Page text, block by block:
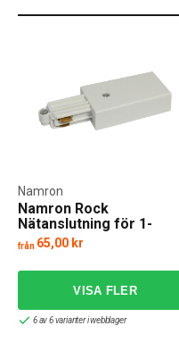
Namron Rock
Nätanslutning för 1-
fasskensystem
Namron
från 65,00 kr
6 av 6 varianter i webblager